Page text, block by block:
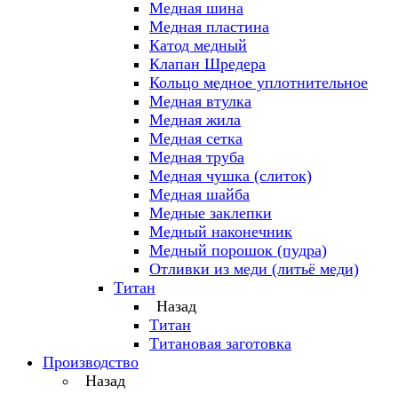
Медная шина
Медная пластина
Катод медный
Клапан Шредера
Кольцо медное уплотнительное
Медная втулка
Медная жила
Медная сетка
Медная труба
Медная чушка (слиток)
Медная шайба
Медные заклепки
Медный наконечник
Медный порошок (пудра)
Отливки из меди (литьё меди)
Титан
Назад
Титан
Титановая заготовка
Производство
Назад